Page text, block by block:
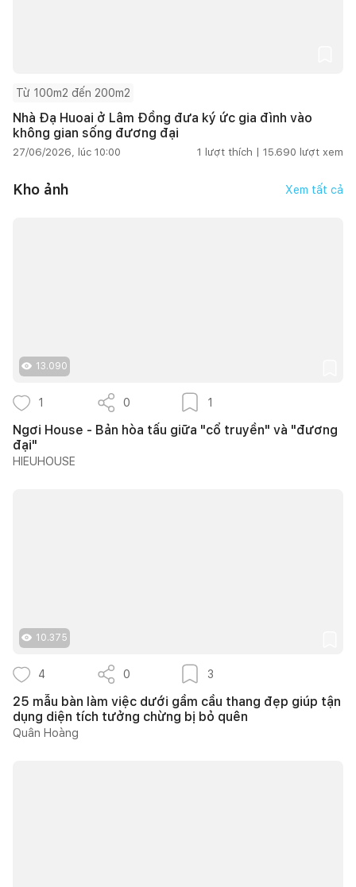
Từ 100m2 đến 200m2
Nhà Đạ Huoai ở Lâm Đồng đưa ký ức gia đình vào
không gian sống đương đại
27/06/2026, lúc 10:00 1 lượt thích | 15.690 lượt xem
Kho ảnh Xem tất cả
13.090
1 0 1
Ngơi House - Bản hòa tấu giữa "cổ truyền" và "đương
đại"
HIEUHOUSE
10.375
4 0 3
25 mẫu bàn làm việc dưới gầm cầu thang đẹp giúp tận
dụng diện tích tưởng chừng bị bỏ quên
Quân Hoàng